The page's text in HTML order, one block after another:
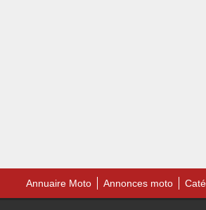
Annuaire Moto Annonces moto